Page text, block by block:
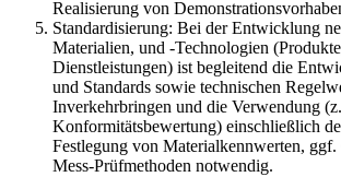
Realisierung von
Standardisierung: Bei der Entwicklung
Materialien, und -Technologien
Dienstleistungen) ist begleitend die
und Standards sowie technischen
Inverkehrbringen und die Verwendung
Konformitätsbewertung) einschließlich
Festlegung von Materialkennwerten,
Mess-Prüfmethoden notwendig.